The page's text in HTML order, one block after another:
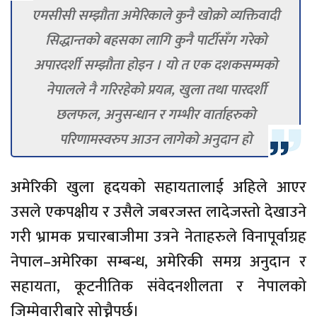
एमसीसी सम्झौता अमेरिकाले कुनै खोक्रो व्यक्तिवादी
सिद्धान्तको बहसका लागि कुनै पार्टीसँग गरेको
अपारदर्शी सम्झौता होइन । यो त एक दशकसम्मको
नेपालले नै गरिरहेको प्रयत्न, खुला तथा पारदर्शी
छलफल, अनुसन्धान र गम्भीर वार्ताहरुको
परिणामस्वरुप आउन लागेको अनुदान हो
अमेरिकी खुला हृदयको सहायतालाई अहिले आएर
उसले एकपक्षीय र उसैले जबरजस्त लादेजस्तो देखाउने
गरी भ्रामक प्रचारबाजीमा उत्रने नेताहरुले विनापूर्वाग्रह
नेपाल–अमेरिका सम्बन्ध, अमेरिकी समग्र अनुदान र
सहायता, कूटनीतिक संवेदनशीलता र नेपालको
जिम्मेवारीबारे सोच्नैपर्छ।